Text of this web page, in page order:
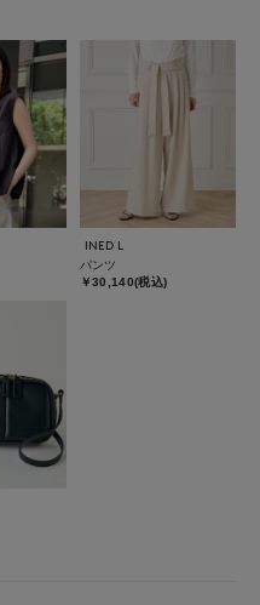
INED L
パンツ
￥30,140(税込)